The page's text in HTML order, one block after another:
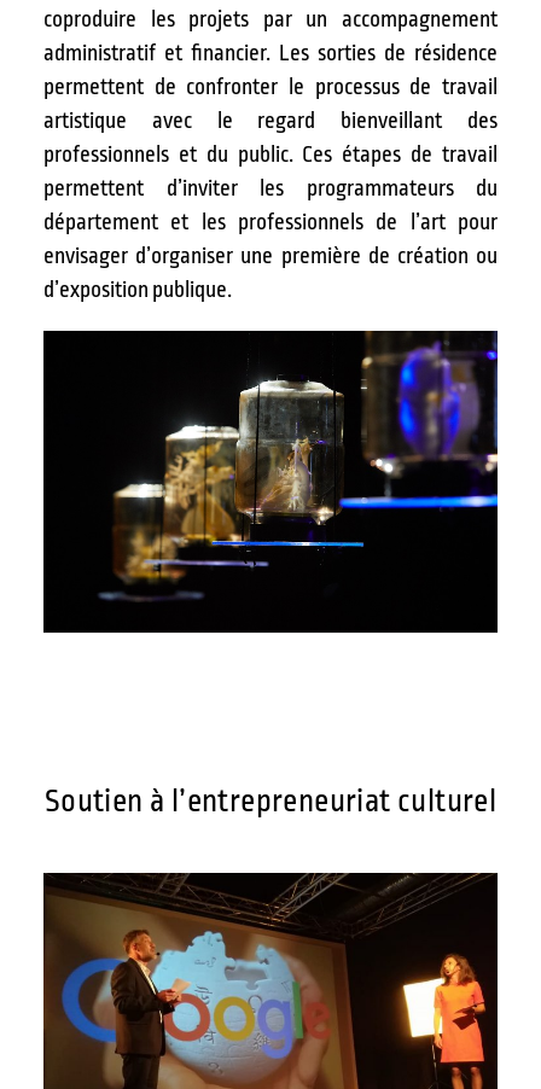
coproduire les projets par un accompagnement
administratif et financier. Les sorties de résidence
permettent de confronter le processus de travail
artistique avec le regard bienveillant des
professionnels et du public. Ces étapes de travail
permettent d’inviter les programmateurs du
département et les professionnels de l’art pour
envisager d’organiser une première de création ou
d’exposition publique.
Soutien à l’entrepreneuriat culturel